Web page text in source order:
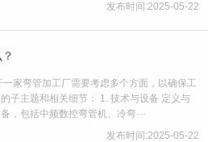
发布时间:2025-05-22
家弯管加工厂需要考虑多个方面，以确保工
子主题和相关细节： 1. 技术与设备 定义与
，包括中频数控弯管机、冷弯···
发布时间:2025-05-22